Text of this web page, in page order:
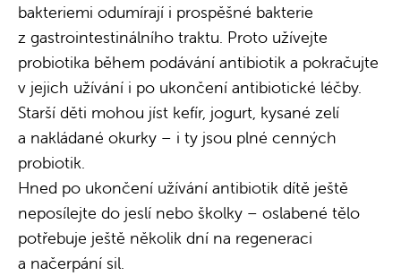
bakteriemi odumírají i prospěšné bakterie
z gastrointestinálního traktu. Proto užívejte
probiotika během podávání antibiotik a pokračujte
v jejich užívání i po ukončení antibiotické léčby.
Starší děti mohou jíst kefír, jogurt, kysané zelí
a nakládané okurky – i ty jsou plné cenných
probiotik.
Hned po ukončení užívání antibiotik dítě ještě
neposílejte do jeslí nebo školky – oslabené tělo
potřebuje ještě několik dní na regeneraci
a načerpání sil.